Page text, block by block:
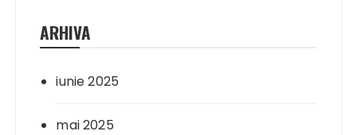
ARHIVA
iunie 2025
mai 2025